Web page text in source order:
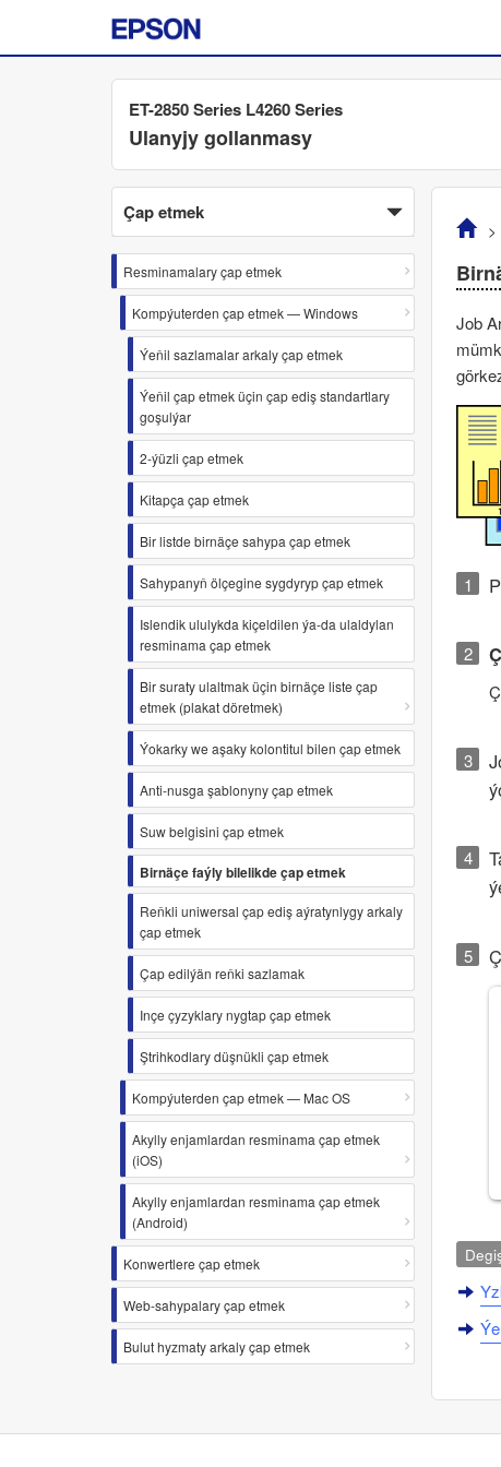
ET-2850 Series L4260 Series
Ulanyjy gollanmasy
Çap etmek
Resminamalary çap etmek
Kompýuterden çap etmek — Windows
Ýeňil sazlamalar arkaly çap etmek
Ýeňil çap etmek üçin çap ediş standartlary
goşulýar
2-ýüzli çap etmek
Kitapça çap etmek
Bir listde birnäçe sahypa çap etmek
Sahypanyň ölçegine sygdyryp çap etmek
Islendik ululykda kiçeldilen ýa-da ulaldylan
resminama çap etmek
Bir suraty ulaltmak üçin birnäçe liste çap
etmek (plakat döretmek)
Ýokarky we aşaky kolontitul bilen çap etmek
Anti-nusga şablonyny çap etmek
Suw belgisini çap etmek
Birnäçe faýly bilelikde çap etmek
Reňkli uniwersal çap ediş aýratynlygy arkaly
çap etmek
Çap edilýän reňki sazlamak
Inçe çyzyklary nygtap çap etmek
Ştrihkodlary düşnükli çap etmek
Kompýuterden çap etmek — Mac OS
Akylly enjamlardan resminama çap etmek
(iOS)
Akylly enjamlardan resminama çap etmek
(Android)
Konwertlere çap etmek
Web-sahypalary çap etmek
Bulut hyzmaty arkaly çap etmek
>
Job